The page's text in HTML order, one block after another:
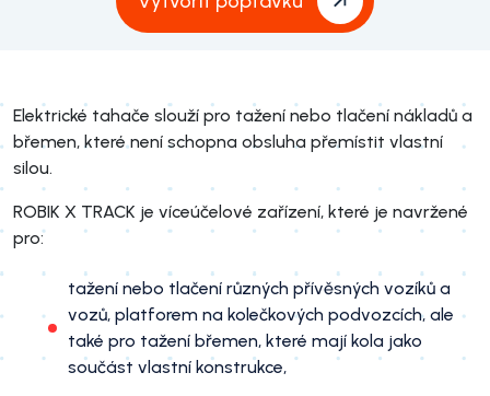
Elektrické tahače slouží pro tažení nebo tlačení nákladů a
břemen, které není schopna obsluha přemístit vlastní
silou.
ROBIK X TRACK je víceúčelové zařízení, které je navržené
pro:
tažení nebo tlačení různých přívěsných vozíků a
vozů, platforem na kolečkových podvozcích, ale
také pro tažení břemen, které mají kola jako
součást vlastní konstrukce,